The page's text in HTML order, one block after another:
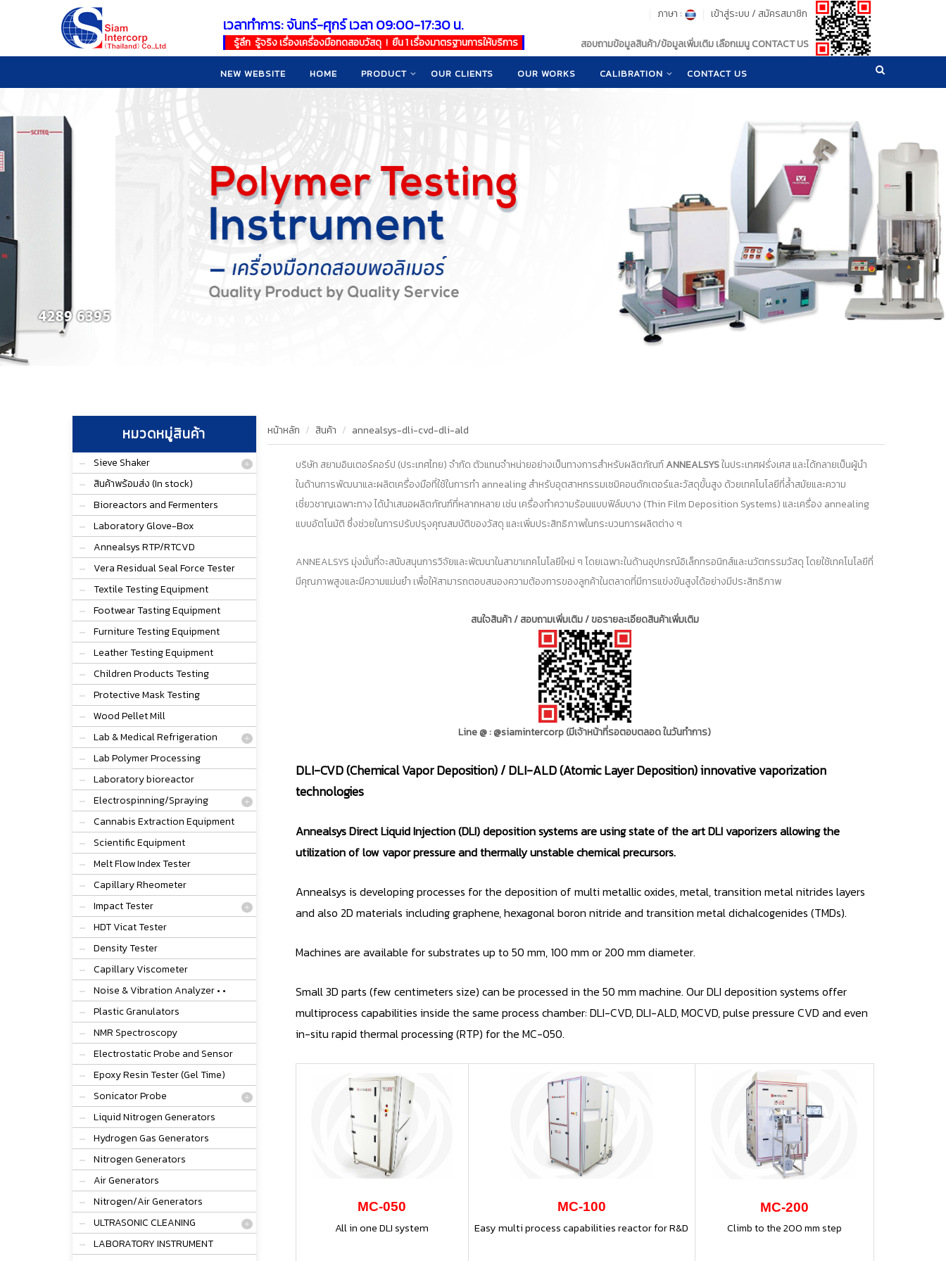
เวลาทำการ: จันทร์-ศุกร์ เวลา 09:00-17:30 น.
รู้ลึก รู้จริง เรื่องเครื่องมือทดสอบวัสดุ ! ยืน 1 เรื่องมาตรฐานการให้บริการ
เข้าสู่ระบบ / สมัครสมาชิก
ภาษา :
สอบถามข้อมูลสินค้า/ข้อมูลเพิ่มเติม เลือกเมนู CONTACT US
NEW WEBSITE HOME PRODUCT OUR CLIENTS OUR WORKS CALIBRATION CONTACT US
หมวดหมู่สินค้า
Sieve Shaker
สินค้าพร้อมส่ง (In stock)
Bioreactors and Fermenters
Laboratory Glove-Box
Annealsys RTP/RTCVD
Vera Residual Seal Force Tester
Textile Testing Equipment
Footwear Tasting Equipment
Furniture Testing Equipment
Leather Testing Equipment
Children Products Testing
Protective Mask Testing
Wood Pellet Mill
Lab & Medical Refrigeration
Lab Polymer Processing
Laboratory bioreactor
Electrospinning/Spraying
Cannabis Extraction Equipment
Scientific Equipment
Melt Flow Index Tester
Capillary Rheometer
Impact Tester
HDT Vicat Tester
Density Tester
Capillary Viscometer
Noise & Vibration Analyzer • •
Plastic Granulators
NMR Spectroscopy
Electrostatic Probe and Sensor
Epoxy Resin Tester (Gel Time)
Sonicator Probe
Liquid Nitrogen Generators
Hydrogen Gas Generators
Nitrogen Generators
Air Generators
Nitrogen/Air Generators
ULTRASONIC CLEANING
LABORATORY INSTRUMENT
หน้าหลัก สินค้า annealsys-dli-cvd-dli-ald
บริษัท สยามอินเตอร์คอร์ป (ประเทศไทย) จำกัด ตัวแทนจำหน่ายอย่างเป็นทางการสำหรับผลิตภัณฑ์ANNEALSYSในประเทศฝรั่งเศส และได้กลายเป็นผู้นำ
ในด้านการพัฒนาและผลิตเครื่องมือที่ใช้ในการทำ annealing สำหรับอุตสาหกรรมเซมิคอนดักเตอร์และวัสดุขั้นสูง ด้วยเทคโนโลยีที่ล้ำสมัยและความ
เชี่ยวชาญเฉพาะทาง ได้นำเสนอผลิตภัณฑ์ที่หลากหลาย เช่น เครื่องทำความร้อนแบบฟิล์มบาง (Thin Film Deposition Systems) และเครื่อง annealing
แบบอัตโนมัติ ซึ่งช่วยในการปรับปรุงคุณสมบัติของวัสดุ และเพิ่มประสิทธิภาพในกระบวนการผลิตต่าง ๆ
ANNEALSYS มุ่งมั่นที่จะสนับสนุนการวิจัยและพัฒนาในสาขาเทคโนโลยีใหม่ ๆ โดยเฉพาะในด้านอุปกรณ์อิเล็กทรอนิกส์และนวัตกรรมวัสดุ โดยใช้เทคโนโลยีที่
มีคุณภาพสูงและมีความแม่นยำ เพื่อให้สามารถตอบสนองความต้องการของลูกค้าในตลาดที่มีการแข่งขันสูงได้อย่างมีประสิทธิภาพ
สนใจสินค้า / สอบถามเพิ่มเติม / ขอรายละเอียดสินค้าเพิ่มเติม
Line @ : @siamintercorp (มีเจ้าหน้าที่รอตอบตลอด ในวันทำการ)
DLI-CVD (Chemical Vapor Deposition) / DLI-ALD (Atomic Layer Deposition) innovative vaporization
technologies
Annealsys Direct Liquid Injection (DLI) deposition systems are using state of the art DLI vaporizers allowing the
utilization of low vapor pressure and thermally unstable chemical precursors.
Annealsys is developing processes for the deposition of multi metallic oxides, metal, transition metal nitrides layers
and also 2D materials including graphene, hexagonal boron nitride and transition metal dichalcogenides (TMDs).
Machines are available for substrates up to 50 mm, 100 mm or 200 mm diameter.
Small 3D parts (few centimeters size) can be processed in the 50 mm machine. Our DLI deposition systems offer
multiprocess capabilities inside the same process chamber: DLI-CVD, DLI-ALD, MOCVD, pulse pressure CVD and even
in-situ rapid thermal processing (RTP) for the MC-050.
MC-050
All in one DLI system
MC-100
Easy multi process capabilities reactor for R&D
MC-200
Climb to the 200 mm step